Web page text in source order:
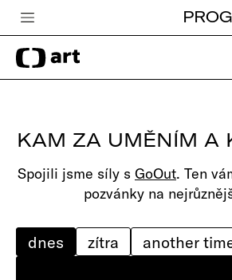
Česká televize
Zpravodajství
iVysílání
TV program
edu
KAM ZA UMĚNÍM A
Spojili jsme síly s GoOut. Ten
pozvánky na
dnes zítra